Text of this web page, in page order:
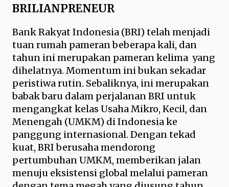
BRILIANPRENEUR
Bank Rakyat Indonesia (BRI) telah menjadi
tuan rumah pameran beberapa kali, dan
tahun ini merupakan pameran kelima yang
dihelatnya. Momentum ini bukan sekadar
peristiwa rutin. Sebaliknya, ini merupakan
babak baru dalam perjalanan BRI untuk
mengangkat kelas Usaha Mikro, Kecil, dan
Menengah (UMKM) di Indonesia ke
panggung internasional. Dengan tekad
kuat, BRI berusaha mendorong
pertumbuhan UMKM, memberikan jalan
menuju eksistensi global melalui pameran